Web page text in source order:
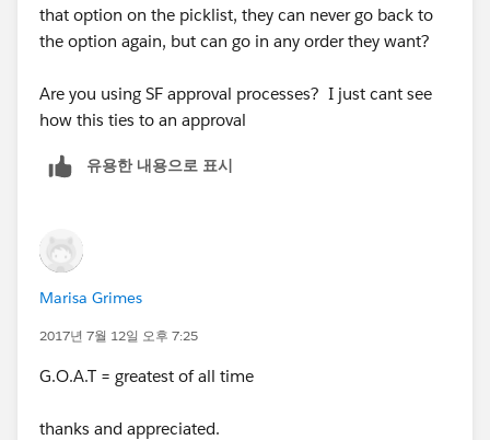
that option on the picklist, they can never go back to
the option again, but can go in any order they want?
Are you using SF approval processes? I just cant see
how this ties to an approval
유용한 내용으로 표시
Marisa Grimes
2017년 7월 12일 오후 7:25
G.O.A.T = greatest of all time
thanks and appreciated.